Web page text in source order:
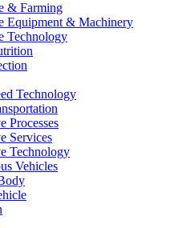
& Farming
Equipment & Machinery
Technology
Technology
Processes
Services
Technology
Vehicles